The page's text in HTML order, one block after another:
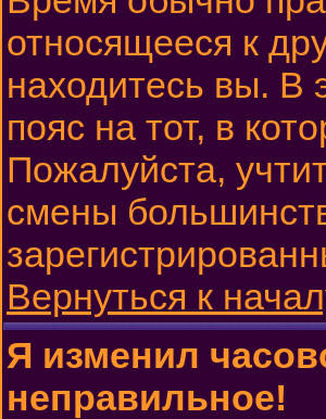
относящееся к
находитесь вы. В
пояс на тот, в
Пожалуйста,
смены
Вернуться к
Я изменил
неправильное!